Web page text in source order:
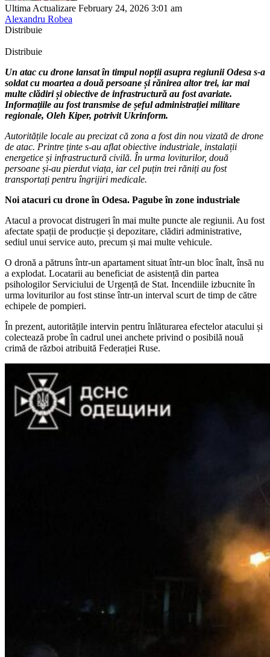
Ultima Actualizare February 24, 2026 3:01 am
Alexandru Robea
Distribuie
Distribuie
Un atac cu drone lansat în timpul nopții asupra regiunii Odesa s-a
soldat cu moartea a două persoane și rănirea altor trei, iar mai
multe clădiri și obiective de infrastructură au fost avariate.
Informațiile au fost transmise de șeful administrației militare
regionale, Oleh Kiper, potrivit Ukrinform.
Autoritățile locale au precizat că zona a fost din nou vizată de drone
de atac. Printre ținte s-au aflat obiective industriale, instalații
energetice și infrastructură civilă. În urma loviturilor, două
persoane și-au pierdut viața, iar cel puțin trei răniți au fost
transportați pentru îngrijiri medicale.
Noi atacuri cu drone în Odesa. Pagube în zone industriale
Atacul a provocat distrugeri în mai multe puncte ale regiunii. Au fost
afectate spații de producție și depozitare, clădiri administrative,
sediul unui service auto, precum și mai multe vehicule.
O dronă a pătruns într-un apartament situat într-un bloc înalt, însă nu
a explodat. Locatarii au beneficiat de asistență din partea
psihologilor Serviciului de Urgență de Stat. Incendiile izbucnite în
urma loviturilor au fost stinse într-un interval scurt de timp de către
echipele de pompieri.
În prezent, autoritățile intervin pentru înlăturarea efectelor atacului și
colectează probe în cadrul unei anchete privind o posibilă nouă
crimă de război atribuită Federației Ruse.